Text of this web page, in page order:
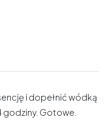
i dopełnić wódką
godziny. Gotowe.